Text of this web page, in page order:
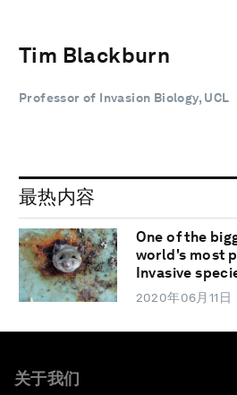
Tim Blackburn
Professor of Invasion Biology, UCL
最热内容
One of the
world's most
Invasive
2020年06月11日
关于我们